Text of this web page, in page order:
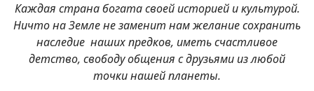
Каждая страна богата своей историей и культурой.
Ничто на Земле не заменит нам желание сохранить
наследие наших предков, иметь счастливое
детство, свободу общения с друзьями из любой
точки нашей планеты.